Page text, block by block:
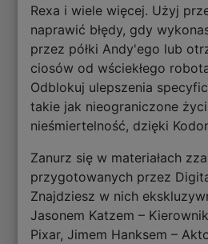
Rexa i wiele więcej. Użyj
naprawić błędy, gdy
przez półki Andy'ego lub
ciosów od wściekłego
Odblokuj ulepszenia
takie jak nieograniczone
nieśmiertelność, dzięki
Zanurz się w materiałach
przygotowanych przez
Znajdziesz w nich
Jasonem Katzem –
Pixar, Jimem Hanksem –